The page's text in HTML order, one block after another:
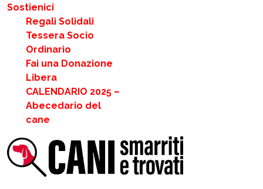
Sostienici
Regali Solidali
Tessera Socio
Ordinario
Fai una Donazione
Libera
CALENDARIO 2025 –
Abecedario del
cane